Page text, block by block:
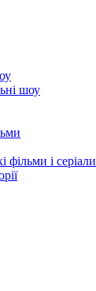
шоу
фільми і серіали